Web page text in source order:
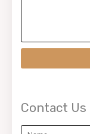
Contact Us